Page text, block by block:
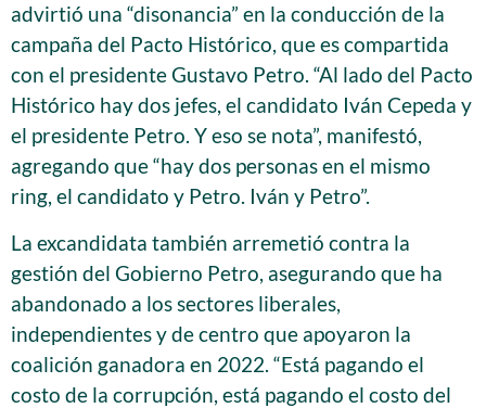
advirtió una “disonancia” en la conducción de la
campaña del Pacto Histórico, que es compartida
con el presidente Gustavo Petro. “Al lado del Pacto
Histórico hay dos jefes, el candidato Iván Cepeda y
el presidente Petro. Y eso se nota”, manifestó,
agregando que “hay dos personas en el mismo
ring, el candidato y Petro. Iván y Petro”.
La excandidata también arremetió contra la
gestión del Gobierno Petro, asegurando que ha
abandonado a los sectores liberales,
independientes y de centro que apoyaron la
coalición ganadora en 2022. “Está pagando el
costo de la corrupción, está pagando el costo del